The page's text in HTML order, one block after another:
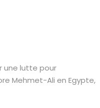
une lutte pour
Mehmet-Ali en Egypte,